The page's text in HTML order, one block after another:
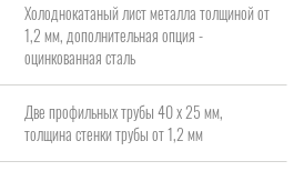
Холоднокатаный лист металла толщиной от
1,2 мм, дополнительная опция -
оцинкованная сталь
Две профильных трубы 40 х 25 мм,
толщина стенки трубы от 1,2 мм